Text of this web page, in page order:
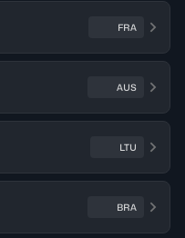
FRA
AUS
LTU
BRA